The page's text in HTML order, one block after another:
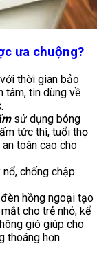
ưa chuộng?
thời gian bảo
tâm, tin dùng về
sử dụng bóng
tức thì, tuổi thọ
toàn cao cho
chống chập
hồng ngoại tạo
cho trẻ nhỏ, kể
gió giúp cho
thoáng hơn.